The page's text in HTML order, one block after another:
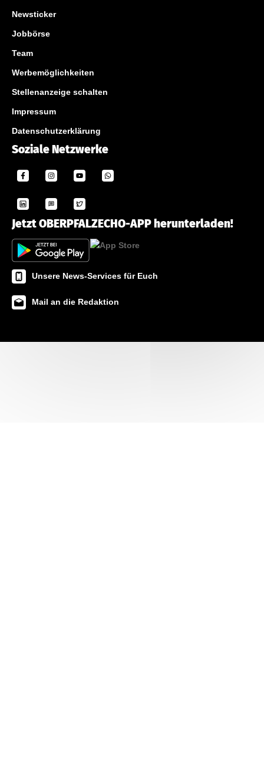
Newsticker
Jobbörse
Team
Werbemöglichkeiten
Stellenanzeige schalten
Impressum
Datenschutzerklärung
Soziale Netzwerke
Jetzt OBERPFALZECHO-APP herunterladen!
Unsere News-Services für Euch
Mail an die Redaktion